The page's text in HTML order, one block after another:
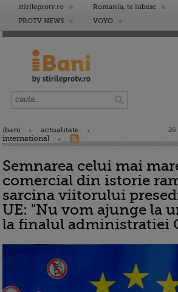
stirileprotv.ro Romania, te iubesc
PROTV NEWS
VOYO
ibani
actualitate
international
26
Semnarea celui mai
comercial din istorie
sarcina viitorului
UE: "Nu vom ajunge la
la finalul administratiei